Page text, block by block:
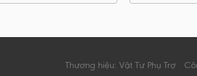
Thương hiệu: Vật Tư Phụ Trợ